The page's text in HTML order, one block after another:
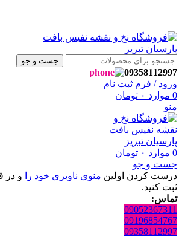
جست و جو
09358112997
ورود / فرم ثبت نام
0 موارد ۰ تومان
منو
0 موارد ۰ تومان
جست و جو
درست کردن اولین منوی ناوبری خود را و در
ثبت کنید.
تماس:
09052367311
09196854767
09358112997